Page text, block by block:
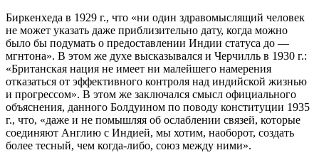
Биркенхеда в 1929 г., что «ни один здравомыслящий человек
не может указать даже приблизительно дату, когда можно
было бы подумать о предоставлении Индии статуса до —
мгнтона». В этом же духе высказывался и Черчилль в 1930 г.:
«Британская нация не имеет ни малейшего намерения
отказаться от эффективного контроля над индийской жизнью
и прогрессом». В этом же заключался смысл официального
объяснения, данного Болдуином по поводу конституции 1935
г., что, «даже и не помышляя об ослаблении связей, которые
соединяют Англию с Индией, мы хотим, наоборот, создать
более тесный, чем когда-либо, союз между ними».